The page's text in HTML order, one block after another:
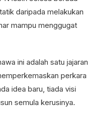
daripada melakukan
mampu menggugat
ini adalah satu jajaran
perkara
idea baru, tiada visi
semula kerusinya.